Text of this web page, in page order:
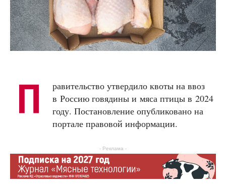
П
равительство утвердило квоты на ввоз
в Россию говядины и мяса птицы в 2024
году. Постановление опубликовано на
портале правовой информации.
- Реклама -